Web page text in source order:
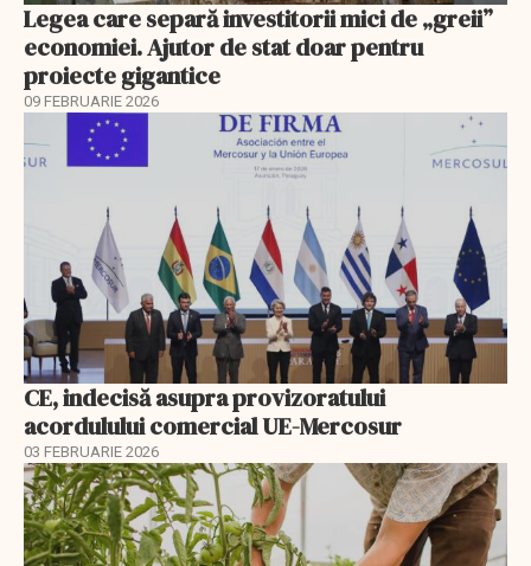
Legea care separă investitorii mici de „greii”
economiei. Ajutor de stat doar pentru
proiecte gigantice
09 FEBRUARIE 2026
CE, indecisă asupra provizoratului
acordulului comercial UE-Mercosur
03 FEBRUARIE 2026